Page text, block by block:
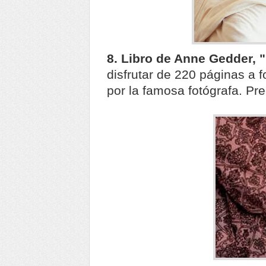
8. Libro de Anne Gedder,
disfrutar de 220 páginas a
por la famosa fotógrafa.